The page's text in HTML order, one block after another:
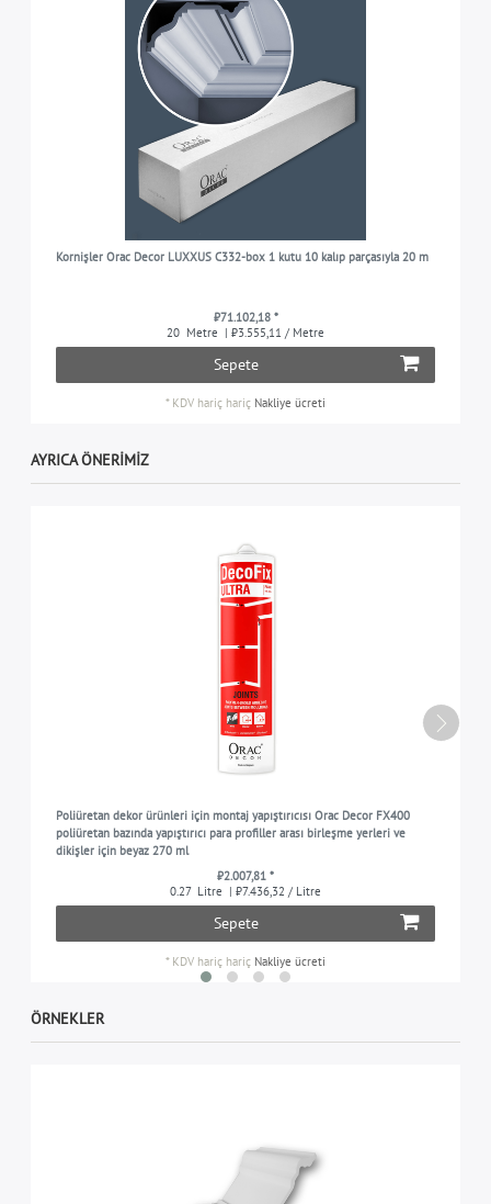
Kornişler Orac Decor LUXXUS C332-box 1 kutu 10 kalıp parçasıyla 20 m
₺71.102,18 *
20 Metre | ₺3.555,11 / Metre
Sepete
* KDV hariç hariç Nakliye ücreti
AYRICA ÖNERIMIZ
Poliüretan dekor ürünleri için montaj yapıştırıcısı Orac Decor FX400
poliüretan bazında yapıştırıcı para profiller arası birleşme yerleri ve
dikişler için beyaz 270 ml
₺2.007,81 *
0.27 Litre | ₺7.436,32 / Litre
Sepete
* KDV hariç hariç Nakliye ücreti
ÖRNEKLER